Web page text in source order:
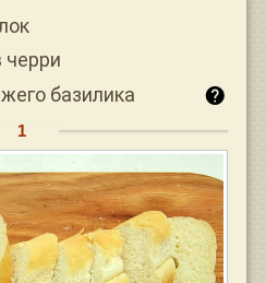
черри
базилика